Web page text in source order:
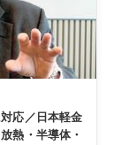
応／日本軽金
熱・半導体・